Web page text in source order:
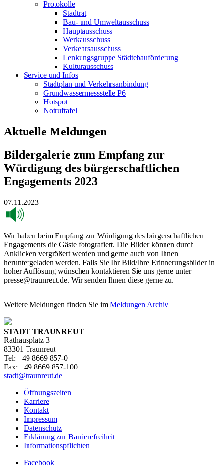
Protokolle
Stadtrat
Bau- und Umweltausschuss
Hauptausschuss
Werkausschuss
Verkehrsausschuss
Lenkungsgruppe Städtebauförderung
Kulturausschuss
Service und Infos
Stadtplan und Verkehrsanbindung
Grundwassermessstelle P6
Hotspot
Notruftafel
Aktuelle Meldungen
Bildergalerie zum Empfang zur
Würdigung des bürgerschaftlichen
Engagements 2023
07.11.2023
Wir haben beim Empfang zur Würdigung des bürgerschaftlichen
Engagements die Gäste fotografiert. Die Bilder können durch
Anklicken vergrößert werden und gerne auch von Ihnen
heruntergeladen werden. Falls Sie Ihr Bild/Ihre Erinnerungsbilder in
hoher Auflösung wünschen kontaktieren Sie uns gerne unter
presse@traunreut.de. Wir senden Ihnen diese gerne zu.
Weitere Meldungen finden Sie im Meldungen Archiv
STADT TRAUNREUT
Rathausplatz 3
83301 Traunreut
Tel: +49 8669 857-0
Fax: +49 8669 857-100
stadt@traunreut.de
Öffnungszeiten
Karriere
Kontakt
Impressum
Datenschutz
Erklärung zur Barrierefreiheit
Informationspflichten
Facebook